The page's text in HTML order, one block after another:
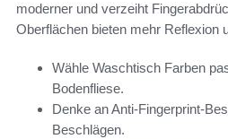
moderner und verzeiht
Oberflächen bieten mehr Reflexion
Wähle Waschtisch Farben
Bodenfliese.
Denke an Anti-Fingerprint-
Beschlägen.